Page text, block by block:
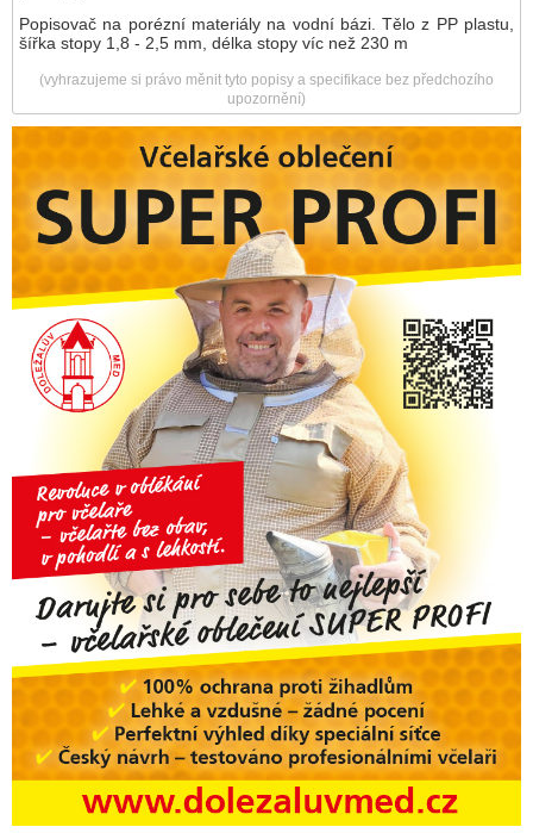
Popisovač na porézní materiály na vodní bázi. Tělo z PP plastu,
šířka stopy 1,8 - 2,5 mm, délka stopy víc než 230 m
(vyhrazujeme si právo měnit tyto popisy a specifikace bez předchozího
upozornění)